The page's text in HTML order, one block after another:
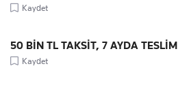
Kaydet
50 BİN TL TAKSİT, 7 AYDA TESLİM
Kaydet